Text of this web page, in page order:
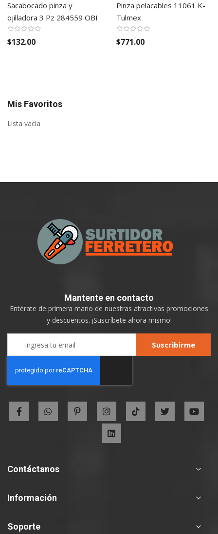
Sacabocado pinza y
ojilladora 3 Pz 284559 OBI
$132.00
Pinza pelacables 11061 K-
Tulmex
$771.00
Mis Favoritos
Lista vacía
Contáctanos
Información
Soporte
Mantente en contacto
Entérate de primera mano de nuestras atractivas promociones
y descuentos. ¡Suscríbete ahora mismo!
Newsletter:
Suscribirme